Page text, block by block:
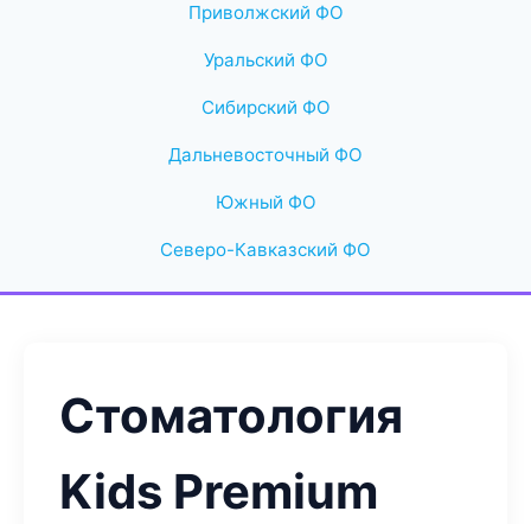
Приволжский ФО
Уральский ФО
Сибирский ФО
Дальневосточный ФО
Южный ФО
Северо-Кавказский ФО
Стоматология
Kids Premium